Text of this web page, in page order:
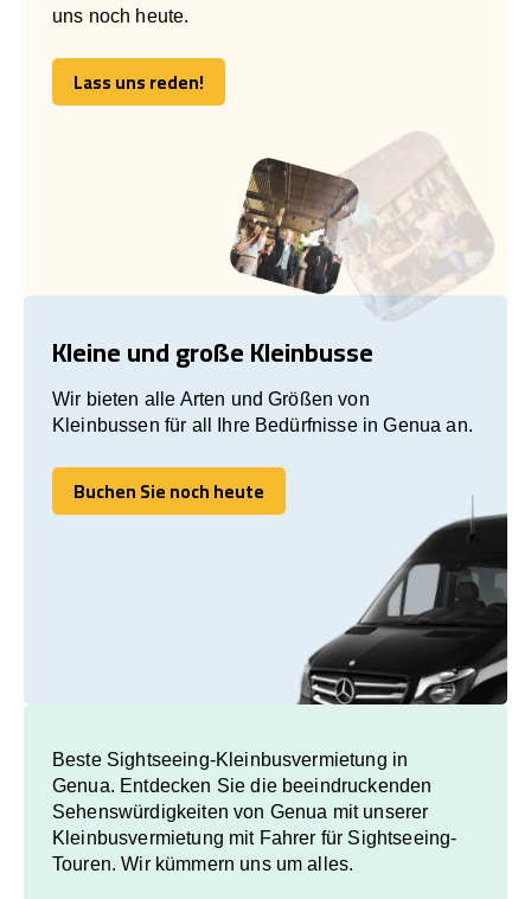
uns noch heute.
Lass uns reden!
Lass uns reden!
Kleine und große Kleinbusse
Wir bieten alle Arten und Größen von
Kleinbussen für all Ihre Bedürfnisse in Genua an.
Buchen Sie noch heute
Buchen Sie noch heute
Beste Sightseeing-Kleinbusvermietung in
Genua. Entdecken Sie die beeindruckenden
Sehenswürdigkeiten von Genua mit unserer
Kleinbusvermietung mit Fahrer für Sightseeing-
Touren. Wir kümmern uns um alles.